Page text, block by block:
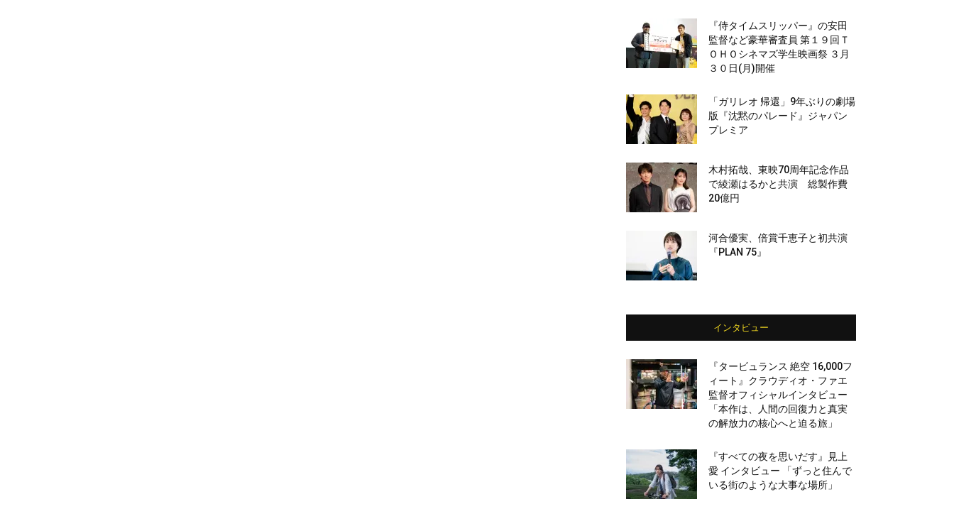
『侍タイムスリッパー』の安田
監督など豪華審査員 第１９回Ｔ
ＯＨＯシネマズ学生映画祭 ３月
３０日(月)開催
「ガリレオ 帰還」9年ぶりの劇場
版『沈黙のパレード』ジャパン
プレミア
木村拓哉、東映70周年記念作品
で綾瀬はるかと共演 総製作費
20億円
河合優実、倍賞千恵子と初共演
『PLAN 75』
インタビュー
『タービュランス 絶空 16,000フ
ィート』クラウディオ・ファエ
監督オフィシャルインタビュー
「本作は、人間の回復力と真実
の解放力の核心へと迫る旅」
『すべての夜を思いだす』見上
愛 インタビュー 「ずっと住んで
いる街のような大事な場所」